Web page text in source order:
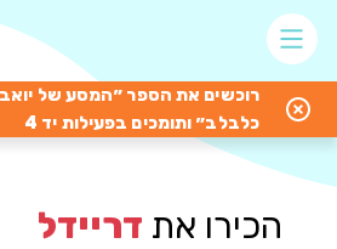
רוכשים את הספר ״המסע של
כלבלב״ ותומכים בפעילות יד 4
הכירו את דריידל